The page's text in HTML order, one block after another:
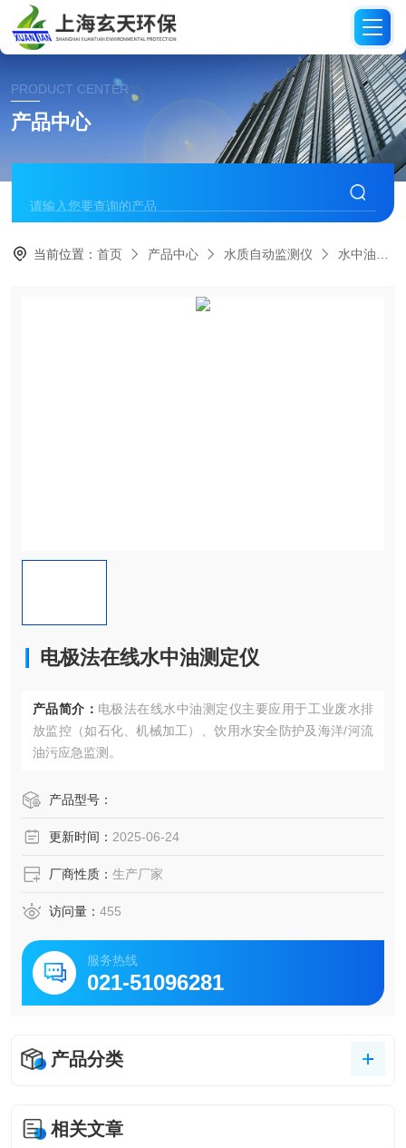
PRODUCT CENTER
产品中心
当前位置：首页 产品中心 水质自动监测仪 水中油分析仪
电极法在线水中油测定仪
产品简介： 电极法在线水中油测定仪主要应用于​​工业废水排
放监控​​（如石化、机械加工）、​​饮用水安全防护​​及​​海洋/河流
油污应急监测​​。
产品型号：
更新时间： 2025-06-24
厂商性质： 生产厂家
访问量： 455
服务热线
021-51096281
产品分类
相关文章